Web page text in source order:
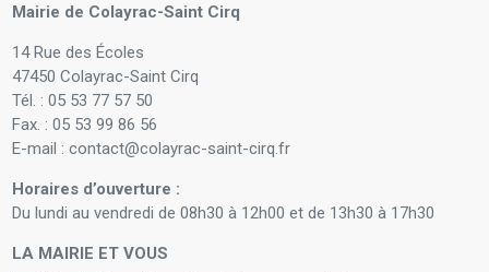
Mairie de Colayrac-Saint Cirq
14 Rue des Écoles
47450 Colayrac-Saint Cirq
Tél. : 05 53 77 57 50
Fax. : 05 53 99 86 56
E-mail : contact@colayrac-saint-cirq.fr
Horaires d’ouverture :
Du lundi au vendredi de 08h30 à 12h00 et de 13h30 à 17h30
LA MAIRIE ET VOUS